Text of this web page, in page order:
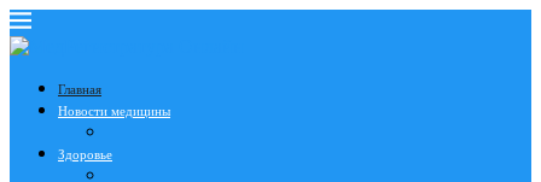
Главная
Новости медицины
Здоровье